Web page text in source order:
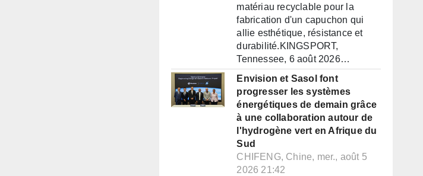
matériau recyclable pour la
fabrication d'un capuchon qui
allie esthétique, résistance et
durabilité.KINGSPORT,
Tennessee, 6 août 2026…
Envision et Sasol font
progresser les systèmes
énergétiques de demain grâce
à une collaboration autour de
l'hydrogène vert en Afrique du
Sud
CHIFENG, Chine, mer., août 5
2026 21:42